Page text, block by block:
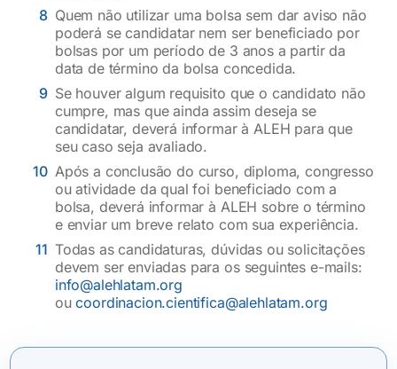
Quem não utilizar uma bolsa sem dar aviso não
poderá se candidatar nem ser beneficiado por
bolsas por um período de 3 anos a partir da
data de término da bolsa concedida.
Se houver algum requisito que o candidato não
cumpre, mas que ainda assim deseja se
candidatar, deverá informar à ALEH para que
seu caso seja avaliado.
Após a conclusão do curso, diploma, congresso
ou atividade da qual foi beneficiado com a
bolsa, deverá informar à ALEH sobre o término
e enviar um breve relato com sua experiência.
Todas as candidaturas, dúvidas ou solicitações
devem ser enviadas para os seguintes e-mails:
info@alehlatam.org
oucoordinacion.cientifica@alehlatam.org